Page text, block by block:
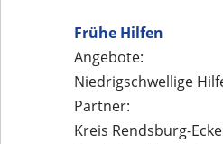
Frühe Hilfen
Angebote:
Niedrigschwellige
Partner:
Kreis Rendsburg-